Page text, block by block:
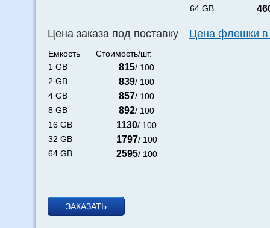
Цена заказа под поставку
Емкость
Стоимость/шт.
1 GB
815/ 100
2 GB
839/ 100
4 GB
857/ 100
8 GB
892/ 100
16 GB
1130/ 100
32 GB
1797/ 100
64 GB
2595/ 100
64 GB
Цена флешки в
ЗАКАЗАТЬ